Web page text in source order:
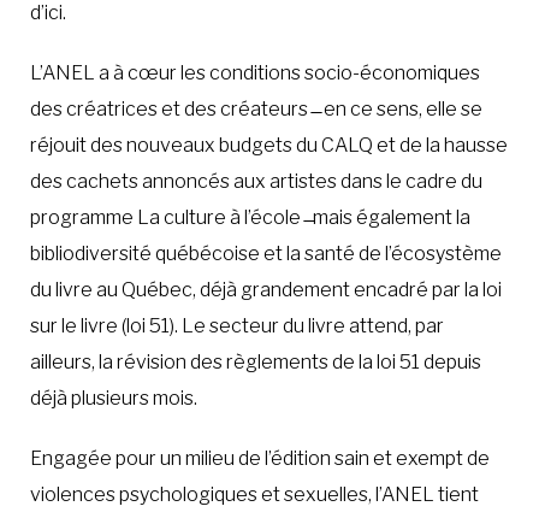
d’ici.
L’ANEL a à cœur les conditions socio-économiques
des créatrices et des créateurs ̶ en ce sens, elle se
réjouit des nouveaux budgets du CALQ et de la hausse
des cachets annoncés aux artistes dans le cadre du
programme La culture à l’école ̶ mais également la
bibliodiversité québécoise et la santé de l’écosystème
du livre au Québec, déjà grandement encadré par la loi
sur le livre (loi 51). Le secteur du livre attend, par
ailleurs, la révision des règlements de la loi 51 depuis
déjà plusieurs mois.
Engagée pour un milieu de l’édition sain et exempt de
violences psychologiques et sexuelles, l’ANEL tient